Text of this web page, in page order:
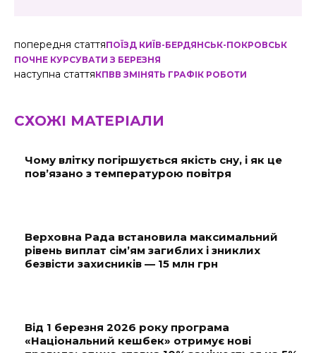
попередня статтяПОЇЗД КИЇВ-БЕРДЯНСЬК-ПОКРОВСЬК
ПОЧНЕ КУРСУВАТИ З БЕРЕЗНЯ
наступна статтяКПВВ ЗМІНЯТЬ ГРАФІК РОБОТИ
СХОЖІ МАТЕРІАЛИ
Чому влітку погіршується якість сну, і як це
пов’язано з температурою повітря
Верховна Рада встановила максимальний
рівень виплат сім’ям загиблих і зниклих
безвісти захисників — 15 млн грн
Від 1 березня 2026 року програма
«Національний кешбек» отримує нові